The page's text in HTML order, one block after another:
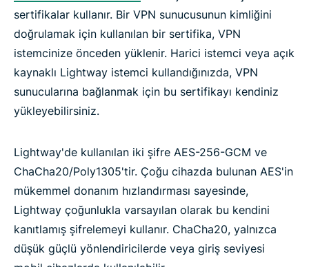
sertifikalar kullanır. Bir VPN sunucusunun kimliğini
doğrulamak için kullanılan bir sertifika, VPN
istemcinize önceden yüklenir. Harici istemci veya açık
kaynaklı Lightway istemci kullandığınızda, VPN
sunucularına bağlanmak için bu sertifikayı kendiniz
yükleyebilirsiniz.
Lightway'de kullanılan iki şifre AES-256-GCM ve
ChaCha20/Poly1305'tir. Çoğu cihazda bulunan AES'in
mükemmel donanım hızlandırması sayesinde,
Lightway çoğunlukla varsayılan olarak bu kendini
kanıtlamış şifrelemeyi kullanır. ChaCha20, yalnızca
düşük güçlü yönlendiricilerde veya giriş seviyesi